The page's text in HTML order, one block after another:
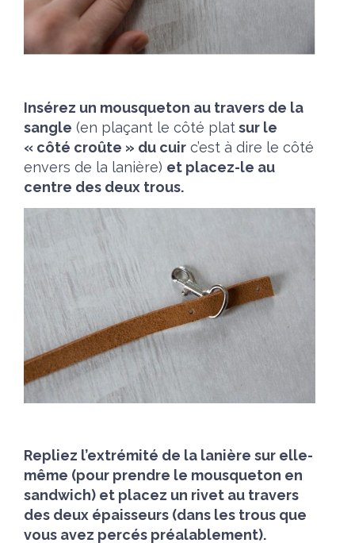
Insérez un mousqueton au travers de la
sangle (en plaçant le côté platsur le
« côté croûte » du cuir c’est à dire le côté
envers de la lanière) et placez-le au
centre des deux trous.
Repliez l’extrémité de la lanière sur elle-
même (pour prendre le mousqueton en
sandwich) et placez un rivet au travers
des deux épaisseurs (dans les trous que
vous avez percés préalablement).